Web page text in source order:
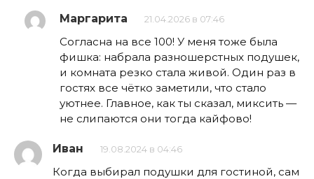
Маргарита 21.04.2026 в 07:46
Согласна на все 100! У меня тоже была
фишка: набрала разношерстных подушек,
и комната резко стала живой. Один раз в
гостях все чётко заметили, что стало
уютнее. Главное, как ты сказал, миксить —
не слипаются они тогда кайфово!
Иван 19.08.2024 в 04:46
Когда выбирал подушки для гостиной, сам